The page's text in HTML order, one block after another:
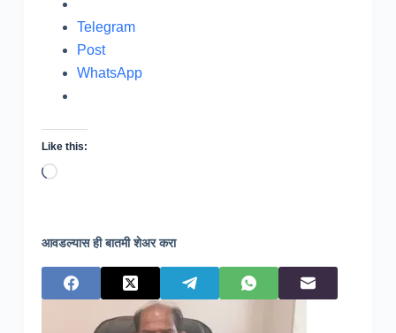
Telegram
Post
WhatsApp
Like this:
Loading…
आवडल्यास ही बातमी शेअर करा